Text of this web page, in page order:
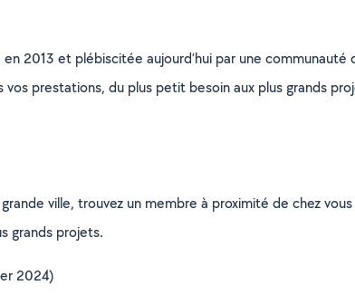
2013 et plébiscitée aujourd’hui par une communauté
prestations, du plus petit besoin aux plus grands
ville, trouvez un membre à proximité de chez vous
grands projets.
2024)